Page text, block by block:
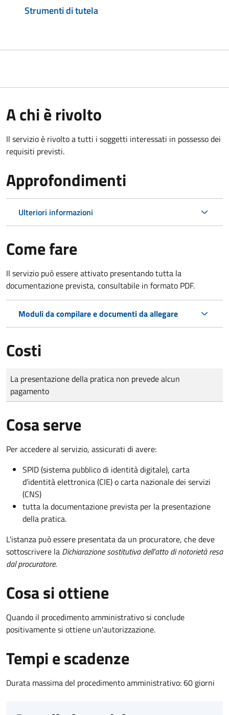
Strumenti di tutela
A chi è rivolto
Il servizio è rivolto a tutti i soggetti interessati in possesso dei
requisiti previsti.
Approfondimenti
Ulteriori informazioni
Come fare
Il servizio può essere attivato presentando tutta la
documentazione prevista, consultabile in formato PDF.
Moduli da compilare e documenti da allegare
Costi
Tipo di pagamento
Importo
La presentazione della pratica non prevede alcun
pagamento
Cosa serve
Per accedere al servizio, assicurati di avere:
SPID (sistema pubblico di identità digitale), carta
d’identità elettronica (CIE) o carta nazionale dei servizi
(CNS)
tutta la documentazione prevista per la presentazione
della pratica.
L'istanza può essere presentata da un procuratore, che deve
sottoscrivere la Dichiarazione sostitutiva dell'atto di notorietà resa
dal procuratore.
Cosa si ottiene
Quando il procedimento amministrativo si conclude
positivamente si ottiene un'autorizzazione.
Tempi e scadenze
Durata massima del procedimento amministrativo: 60 giorni